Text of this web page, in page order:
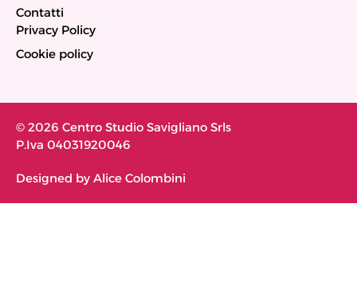
Contatti
Privacy Policy
Cookie policy
© 2026 Centro Studio Savigliano Srls
P.Iva 04031920046
Designed by Alice Colombini